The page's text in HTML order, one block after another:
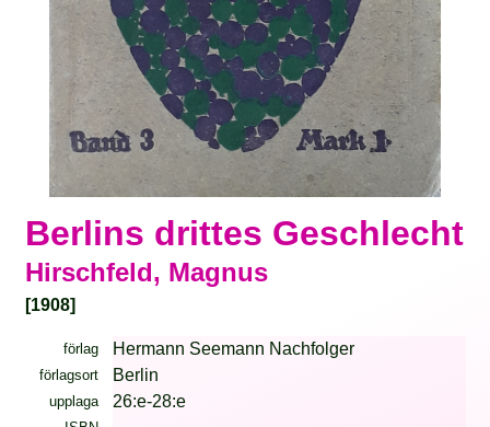
Berlins drittes Geschlecht
Hirschfeld, Magnus
[1908]
förlag Hermann Seemann Nachfolger
förlagsort Berlin
upplaga 26:e-28:e